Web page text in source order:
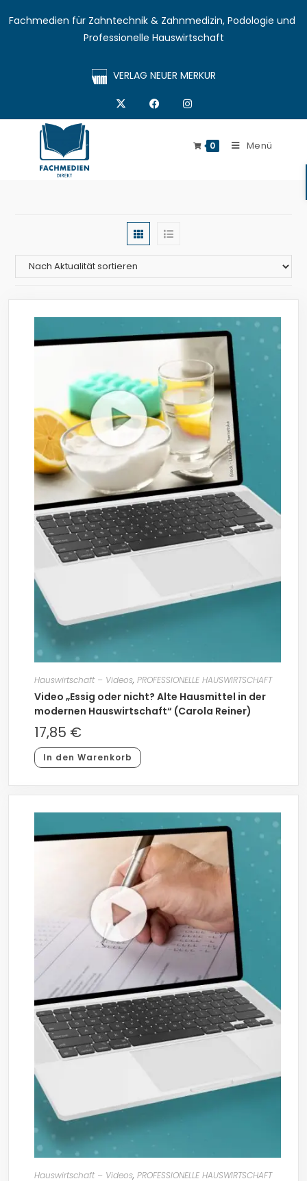
Fachmedien für Zahntechnik & Zahnmedizin, Podologie und
Professionelle Hauswirtschaft
VERLAG NEUER MERKUR
0 Menü
Hauswirtschaft – Videos, PROFESSIONELLE HAUSWIRTSCHAFT
Video „Essig oder nicht? Alte Hausmittel in der
modernen Hauswirtschaft“ (Carola Reiner)
17,85 €
In den Warenkorb
Hauswirtschaft – Videos, PROFESSIONELLE HAUSWIRTSCHAFT